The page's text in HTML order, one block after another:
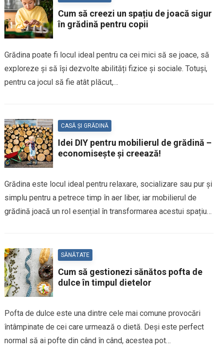
Cum să creezi un spațiu de joacă sigur
în grădină pentru copii
Grădina poate fi locul ideal pentru ca cei mici să se joace, să
exploreze și să își dezvolte abilități fizice și sociale. Totuși,
pentru ca jocul să fie atât plăcut,…
CASĂ ȘI GRĂDINĂ
Idei DIY pentru mobilierul de grădină –
economisește și creează!
Grădina este locul ideal pentru relaxare, socializare sau pur și
simplu pentru a petrece timp în aer liber, iar mobilierul de
grădină joacă un rol esențial în transformarea acestui spațiu…
SĂNĂTATE
Cum să gestionezi sănătos pofta de
dulce în timpul dietelor
Pofta de dulce este una dintre cele mai comune provocări
întâmpinate de cei care urmează o dietă. Deși este perfect
normal să ai pofte din când în când, acestea pot…